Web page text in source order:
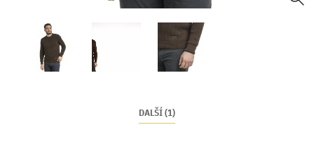
DALŠÍ (1)